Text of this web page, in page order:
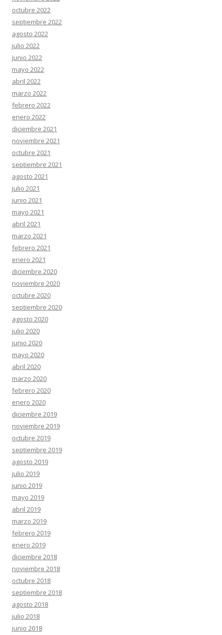
octubre 2022
septiembre 2022
agosto 2022
julio 2022
junio 2022
mayo 2022
abril 2022
marzo 2022
febrero 2022
enero 2022
diciembre 2021
noviembre 2021
octubre 2021
septiembre 2021
agosto 2021
julio 2021
junio 2021
mayo 2021
abril 2021
marzo 2021
febrero 2021
enero 2021
diciembre 2020
noviembre 2020
octubre 2020
septiembre 2020
agosto 2020
julio 2020
junio 2020
mayo 2020
abril 2020
marzo 2020
febrero 2020
enero 2020
diciembre 2019
noviembre 2019
octubre 2019
septiembre 2019
agosto 2019
julio 2019
junio 2019
mayo 2019
abril 2019
marzo 2019
febrero 2019
enero 2019
diciembre 2018
noviembre 2018
octubre 2018
septiembre 2018
agosto 2018
julio 2018
junio 2018